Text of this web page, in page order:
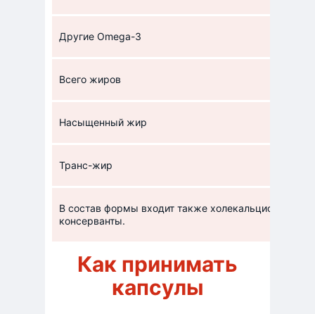
Другие Omega-3
Всего жиров
Насыщенный жир
Транс-жир
В состав формы входит также холекальциферол в
консерванты.
Как принимать
капсулы